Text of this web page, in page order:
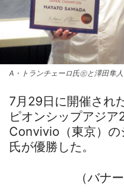
A・トランチェーロ氏㊧と澤田隼
7月29日に開催され
ピオンシップアジア
Convivio（東京）の
氏が優勝した。
（バナ